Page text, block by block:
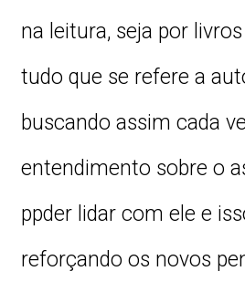
na leitura, seja por
tudo que se refere a
buscando assim cada
entendimento sobre o
ppder lidar com ele e
reforçando os novos